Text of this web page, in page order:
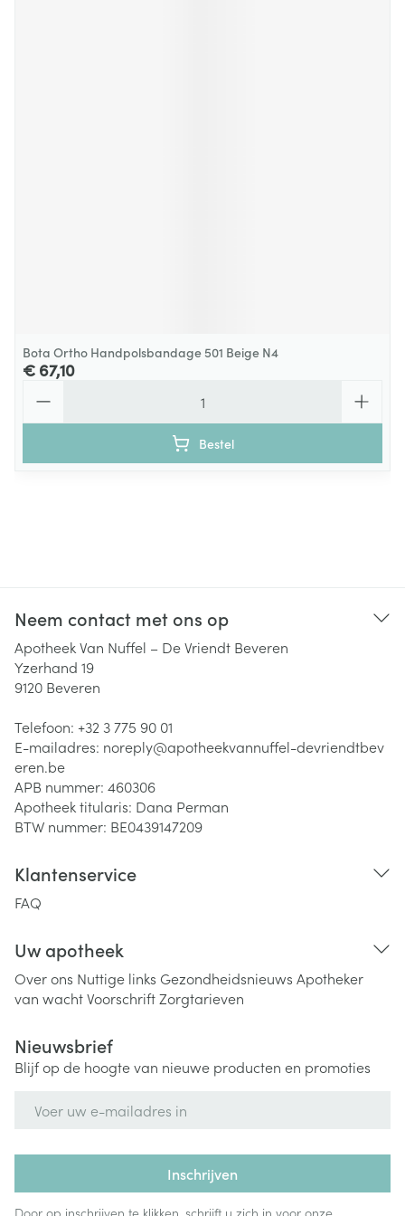
Bota Ortho Handpolsbandage 501 Beige N4
€ 67,10
Bestel
Neem contact met ons op
Apotheek Van Nuffel – De Vriendt Beveren
Yzerhand 19
9120 Beveren
Telefoon: +32 3 775 90 01
E-mailadres: noreply@apotheekvannuffel-devriendtbev
eren.be
APB nummer: 460306
Apotheek titularis: Dana Perman
BTW nummer: BE0439147209
Klantenservice
FAQ
Uw apotheek
Over ons Nuttige links Gezondheidsnieuws Apotheker
van wachtVoorschriftZorgtarieven
Nieuwsbrief
Blijf op de hoogte van nieuwe producten en promoties
Inschrijven
Door op inschrijven te klikken, schrijft u zich in voor onze